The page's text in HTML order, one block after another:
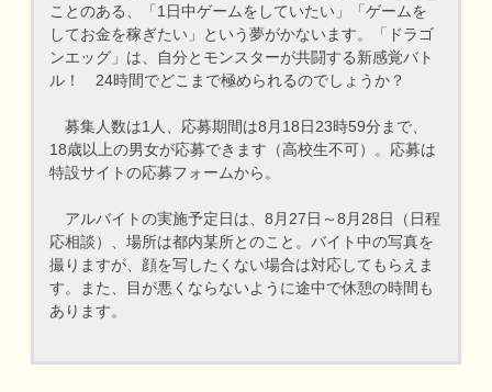
ことのある、「1日中ゲームをしていたい」「ゲームを
してお金を稼ぎたい」という夢がかないます。「ドラゴ
ンエッグ」は、自分とモンスターが共闘する新感覚バト
ル！ 24時間でどこまで極められるのでしょうか？
募集人数は1人、応募期間は8月18日23時59分まで、
18歳以上の男女が応募できます（高校生不可）。応募は
特設サイトの応募フォームから。
アルバイトの実施予定日は、8月27日～8月28日（日程
応相談）、場所は都内某所とのこと。バイト中の写真を
撮りますが、顔を写したくない場合は対応してもらえま
す。また、目が悪くならないように途中で休憩の時間も
あります。